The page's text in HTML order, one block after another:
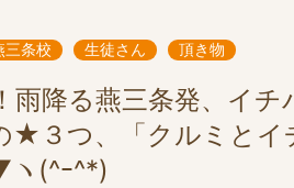
三条校 生徒さん 頂き物
雨降る燕三条発、イチ
★３つ、「クルミとイ
(^ｰ^*)